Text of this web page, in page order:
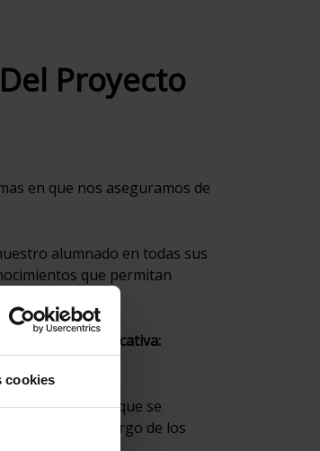
cookies
Proyecto
en que nos aseguramos de
alumnado en todas sus
que permitan
comunidad educativa:
los ámbitos que se
realizado a lo largo de los